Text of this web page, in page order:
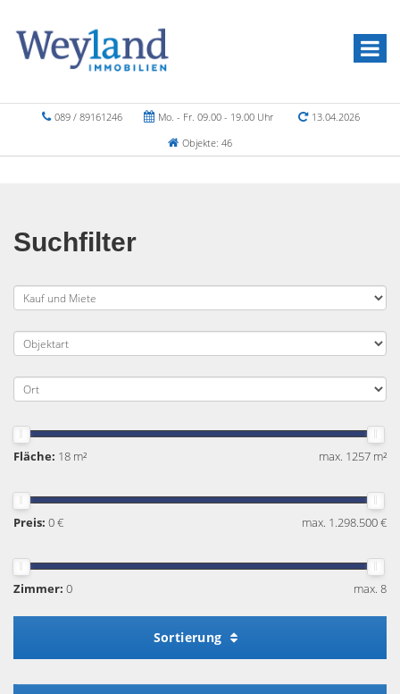
089 / 89161246 Mo. - Fr. 09.00 - 19.00 Uhr
13.04.2026
Objekte: 46
Suchfilter
Fläche: 18 m² max. 1257 m²
Preis: 0 € max. 1.298.500 €
Zimmer: 0 max. 8
Sortierung